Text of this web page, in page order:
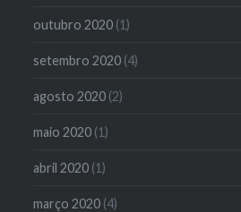
outubro 2020 (1)
setembro 2020 (4)
agosto 2020 (2)
maio 2020 (1)
abril 2020 (1)
março 2020 (4)